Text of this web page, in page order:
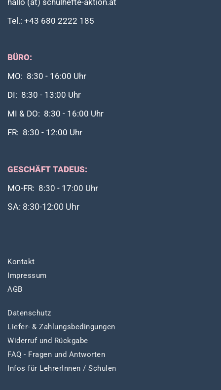
hallo (at) schulhefte-aktion.at
Tel.: +43 680 2222 185
BÜRO:
MO: 8:30 - 16:00 Uhr
DI: 8:30 - 13:00 Uhr
MI & DO: 8:30 - 16:00 Uhr
FR: 8:30 - 12:00 Uhr
GESCHÄFT TADEUS:
MO-FR: 8:30 - 17:00 Uhr
SA: 8:30-12:00 Uhr
Kontakt
Impressum
AGB
Datenschutz
Liefer- & Zahlungsbedingungen
Widerruf und Rückgabe
FAQ - Fragen und Antworten
Infos für LehrerInnen / Schulen